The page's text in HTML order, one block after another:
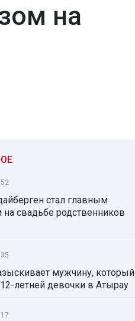
на
стал главным
свадьбе родственников
мужчину, который
летней девочки в Атырау